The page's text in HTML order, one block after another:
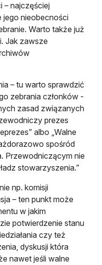
– najczęściej
jego nieobecności
Warto także już
Jak zawsze
– tu warto sprawdzić
zebrania członków -
zasad związanych
prezes
albo „Walne
spośród
Przewodniczącym nie
stowarzyszenia.”
np. komisji
– ten punkt może
w jakim
potwierdzenie stanu
czy też
dyskusji która
nawet jeśli walne